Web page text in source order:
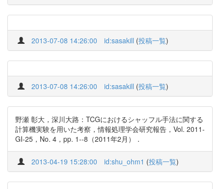
2013-07-08 14:26:00 id:sasakill (投稿一覧)
2013-07-08 14:26:00 id:sasakill (投稿一覧)
野瀬 彰大，深川大路：TCGにおけるシャッフル手法に関する
計算機実験を用いた考察，情報処理学会研究報告，Vol. 2011-
GI-25，No. 4，pp. 1--8（2011年2月）．
2013-04-19 15:28:00 id:shu_ohm1 (投稿一覧)